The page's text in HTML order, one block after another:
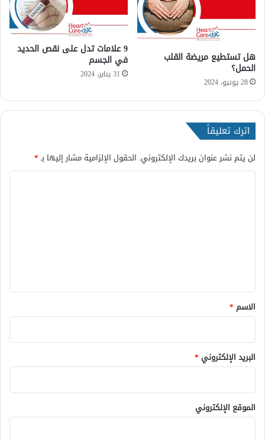
هل تستطيع مريضة القلب
الحمل؟
28 يونيو، 2024
9 علامات تدل على نقص الحديد
في الجسم
31 يناير، 2024
اترك تعليقاً
لن يتم نشر عنوان بريدك الإلكتروني. الحقول الإلزامية مشار إليها بـ*
*
الاسم *
البريد الإلكتروني *
الموقع الإلكتروني